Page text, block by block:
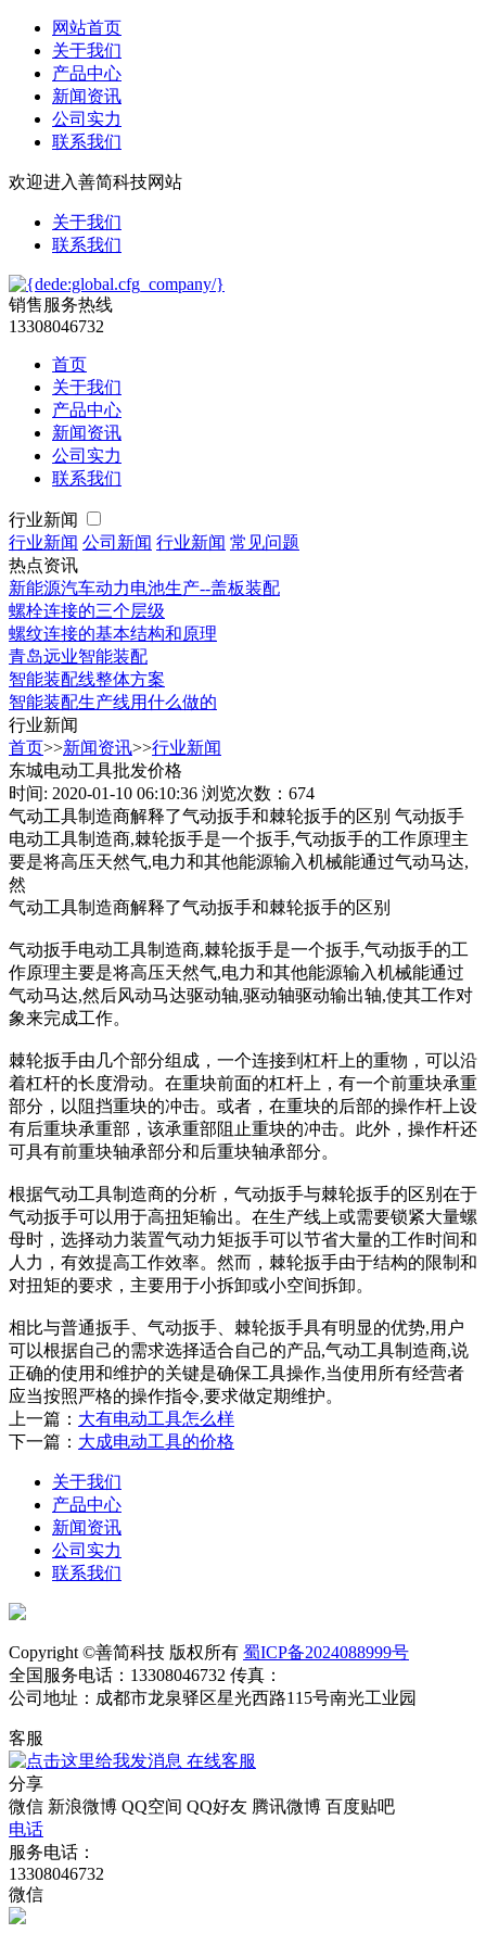
网站首页
关于我们
产品中心
新闻资讯
公司实力
联系我们
欢迎进入善简科技网站
关于我们
联系我们
销售服务热线
13308046732
首页
关于我们
产品中心
新闻资讯
公司实力
联系我们
行业新闻
行业新闻 公司新闻 行业新闻 常见问题
热点资讯
新能源汽车动力电池生产--盖板装配
螺栓连接的三个层级
螺纹连接的基本结构和原理
青岛远业智能装配
智能装配线整体方案
智能装配生产线用什么做的
行业新闻
首页>>新闻资讯>>行业新闻
东城电动工具批发价格
时间: 2020-01-10 06:10:36 浏览次数：674
气动工具制造商解释了气动扳手和棘轮扳手的区别 气动扳手
电动工具制造商,棘轮扳手是一个扳手,气动扳手的工作原理主
要是将高压天然气,电力和其他能源输入机械能通过气动马达,
然
气动工具制造商解释了气动扳手和棘轮扳手的区别
气动扳手电动工具制造商,棘轮扳手是一个扳手,气动扳手的工
作原理主要是将高压天然气,电力和其他能源输入机械能通过
气动马达,然后风动马达驱动轴,驱动轴驱动输出轴,使其工作对
象来完成工作。
棘轮扳手由几个部分组成，一个连接到杠杆上的重物，可以沿
着杠杆的长度滑动。在重块前面的杠杆上，有一个前重块承重
部分，以阻挡重块的冲击。或者，在重块的后部的操作杆上设
有后重块承重部，该承重部阻止重块的冲击。此外，操作杆还
可具有前重块轴承部分和后重块轴承部分。
根据气动工具制造商的分析，气动扳手与棘轮扳手的区别在于
气动扳手可以用于高扭矩输出。在生产线上或需要锁紧大量螺
母时，选择动力装置气动力矩扳手可以节省大量的工作时间和
人力，有效提高工作效率。然而，棘轮扳手由于结构的限制和
对扭矩的要求，主要用于小拆卸或小空间拆卸。
相比与普通扳手、气动扳手、棘轮扳手具有明显的优势,用户
可以根据自己的需求选择适合自己的产品,气动工具制造商,说
正确的使用和维护的关键是确保工具操作,当使用所有经营者
应当按照严格的操作指令,要求做定期维护。
上一篇： 大有电动工具怎么样
下一篇： 大成电动工具的价格
关于我们
产品中心
新闻资讯
公司实力
联系我们
Copyright ©善简科技 版权所有 蜀ICP备2024088999号
全国服务电话：13308046732 传真：
公司地址：成都市龙泉驿区星光西路115号南光工业园
客服
在线客服
分享
微信 新浪微博 QQ空间 QQ好友 腾讯微博 百度贴吧
电话
服务电话：
13308046732
微信